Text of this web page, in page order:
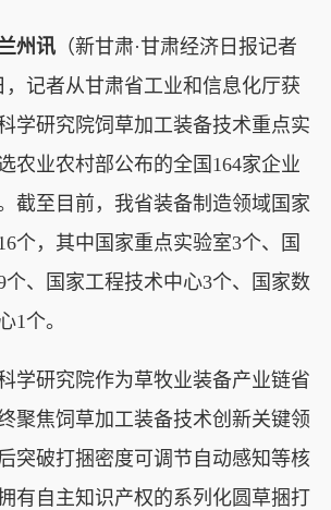
州讯 （新甘肃·甘肃经济日报记者
，记者从甘肃省工业和信息化厅获
学研究院饲草加工装备技术重点实
农业农村部公布的全国164家企业
截至目前，我省装备制造领域国家
个，其中国家重点实验室3个、国
个、国家工程技术中心3个、国家数
1个。
研究院作为草牧业装备产业链省
聚焦饲草加工装备技术创新关键领
突破打捆密度可调节自动感知等核
有自主知识产权的系列化圆草捆打